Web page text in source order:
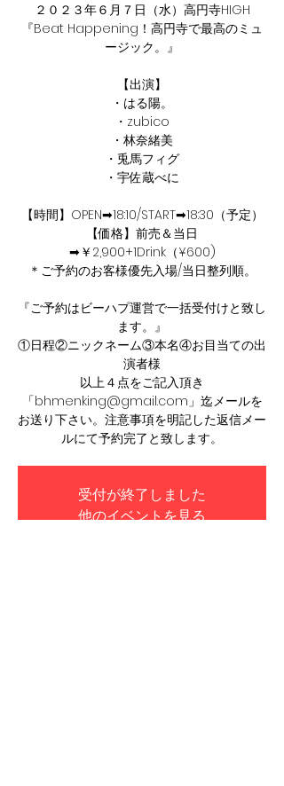
２０２３年６月７日（水）高円寺HIGH
『Beat Happening！高円寺で最高のミュ
ージック。』
【出演】
・はる陽。
・zubico
・林奈緒美
・兎馬フィグ
・宇佐蔵べに
【時間】OPEN➡︎18:10/START➡︎18:30（予定）
【価格】前売＆当日
➡︎￥2,900+1Drink（¥600)
＊ご予約のお客様優先入場/当日整列順。
『ご予約はビーハプ運営で一括受付けと致し
ます。』
①日程②ニックネーム③本名④お目当ての出
演者様
以上４点をご記入頂き
「bhmenking@gmail.com」迄メールを
お送り下さい。注意事項を明記した返信メー
受付が終了しました
他のイベントを見る